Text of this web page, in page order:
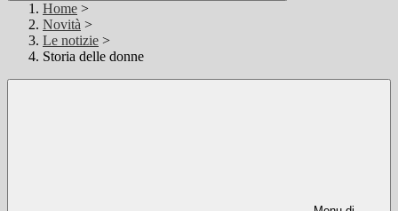
Home >
Novità >
Le notizie >
Storia delle donne